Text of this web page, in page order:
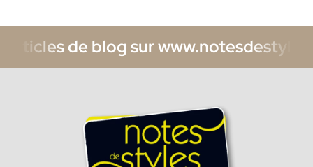
blog sur www.notesdestyles.com/